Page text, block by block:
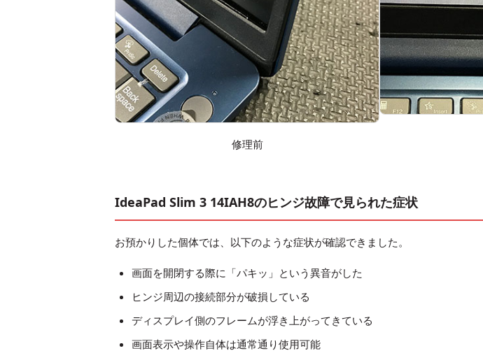
修理前
IdeaPad Slim 3 14IAH8のヒンジ故障で見られた症状
お預かりした個体では、以下のような症状が確認できました。
画面を開閉する際に「パキッ」という異音がした
ヒンジ周辺の接続部分が破損している
ディスプレイ側のフレームが浮き上がってきている
画面表示や操作自体は通常通り使用可能